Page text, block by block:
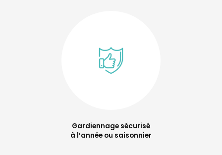
Gardiennage sécurisé
à l’année ou saisonnier